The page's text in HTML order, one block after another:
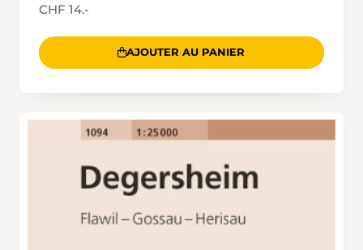
CHF 14.-
AJOUTER AU PANIER